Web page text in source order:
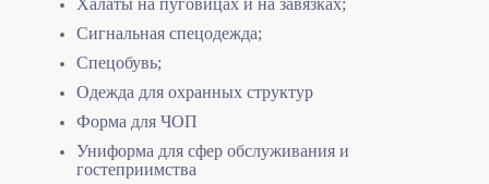
Сигнальная спецодежда;
Спецобувь;
Одежда для охранных структур
Форма для ЧОП
Униформа для сфер обслуживания и
гостеприимства